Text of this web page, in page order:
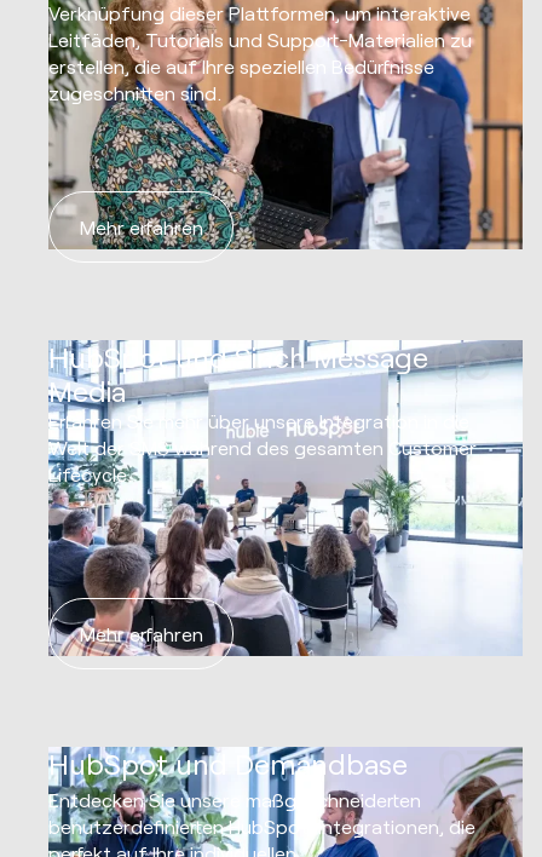
Verknüpfung dieser Plattformen, um interaktive
Leitfäden, Tutorials und Support-Materialien zu
erstellen, die auf Ihre speziellen Bedürfnisse
zugeschnitten sind.
Mehr erfahren
HubSpot und Sinch Message
Media
06
Erfahren Sie mehr über unsere Integration in die
Welt der SMS während des gesamten Customer
Lifecycle.
Mehr erfahren
HubSpot und Demandbase 07
Entdecken Sie unsere maßgeschneiderten
benutzerdefinierten HubSpot-Integrationen, die